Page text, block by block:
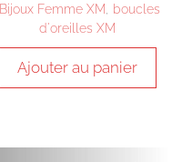
Bijoux Femme XM
boucles
d'oreilles XM
Ajouter au panier